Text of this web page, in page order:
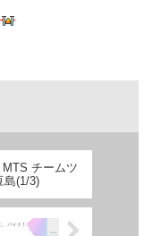
チームツ
島(1/3)